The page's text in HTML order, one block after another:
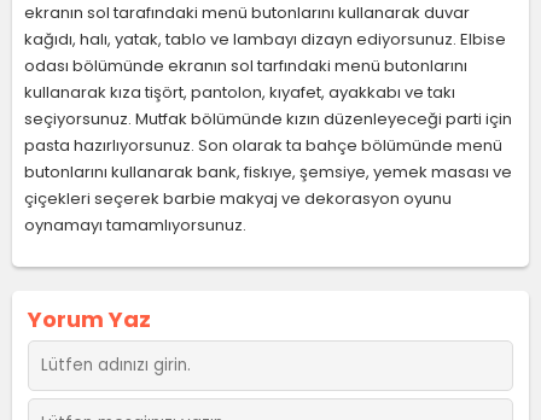
ekranın sol tarafındaki menü butonlarını kullanarak duvar
kağıdı, halı, yatak, tablo ve lambayı dizayn ediyorsunuz. Elbise
odası bölümünde ekranın sol tarfındaki menü butonlarını
kullanarak kıza tişört, pantolon, kıyafet, ayakkabı ve takı
seçiyorsunuz. Mutfak bölümünde kızın düzenleyeceği parti için
pasta hazırlıyorsunuz. Son olarak ta bahçe bölümünde menü
butonlarını kullanarak bank, fiskıye, şemsiye, yemek masası ve
çiçekleri seçerek barbie makyaj ve dekorasyon oyunu
oynamayı tamamlıyorsunuz.
Yorum Yaz